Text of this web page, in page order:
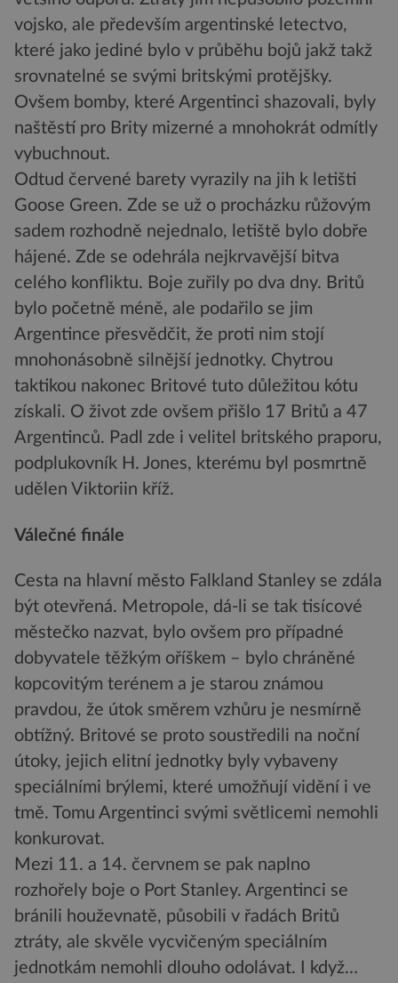
vojsko, ale především argentinské letectvo,
které jako jediné bylo v průběhu bojů jakž takž
srovnatelné se svými britskými protějšky.
Ovšem bomby, které Argentinci shazovali, byly
naštěstí pro Brity mizerné a mnohokrát odmítly
vybuchnout.
Odtud červené barety vyrazily na jih k letišti
Goose Green. Zde se už o procházku růžovým
sadem rozhodně nejednalo, letiště bylo dobře
hájené. Zde se odehrála nejkrvavější bitva
celého konfliktu. Boje zuřily po dva dny. Britů
bylo početně méně, ale podařilo se jim
Argentince přesvědčit, že proti nim stojí
mnohonásobně silnější jednotky. Chytrou
taktikou nakonec Britové tuto důležitou kótu
získali. O život zde ovšem přišlo 17 Britů a 47
Argentinců. Padl zde i velitel britského praporu,
podplukovník H. Jones, kterému byl posmrtně
udělen Viktoriin kříž.
Válečné finále
Cesta na hlavní město Falkland Stanley se zdála
být otevřená. Metropole, dá-li se tak tisícové
městečko nazvat, bylo ovšem pro případné
dobyvatele těžkým oříškem – bylo chráněné
kopcovitým terénem a je starou známou
pravdou, že útok směrem vzhůru je nesmírně
obtížný. Britové se proto soustředili na noční
útoky, jejich elitní jednotky byly vybaveny
speciálními brýlemi, které umožňují vidění i ve
tmě. Tomu Argentinci svými světlicemi nemohli
konkurovat.
Mezi 11. a 14. červnem se pak naplno
rozhořely boje o Port Stanley. Argentinci se
bránili houževnatě, působili v řadách Britů
ztráty, ale skvěle vycvičeným speciálním
jednotkám nemohli dlouho odolávat. I když…